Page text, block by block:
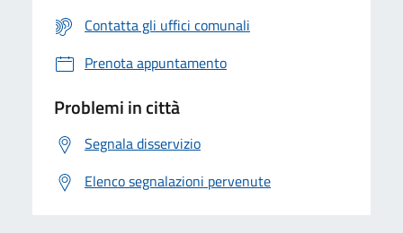
Contatta gli uffici comunali
Prenota appuntamento
Problemi in città
Segnala disservizio
Elenco segnalazioni pervenute